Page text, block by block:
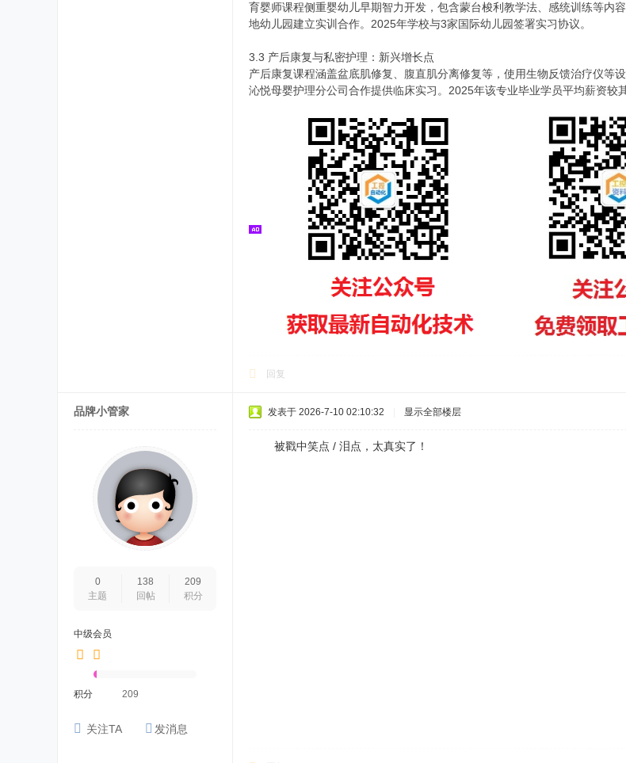
育婴师课程侧重婴幼儿早期智力开发，包含蒙台梭利教学法、感统训练等内
地幼儿园建立实训合作。2025年学校与3家国际幼儿园签署实习协议。
3.3 产后康复与私密护理：新兴增长点
产后康复课程涵盖盆底肌修复、腹直肌分离修复等，使用生物反馈治疗仪
沁悦母婴护理分公司合作提供临床实习。2025年该专业毕业学员平均薪资较
回复
品牌小管家
0
主题
138
回帖
209
积分
中级会员
积分 209
关注TA 发消息
发表于 2026-7-10 02:10:32 显示全部楼层
被戳中笑点 / 泪点，太真实了！